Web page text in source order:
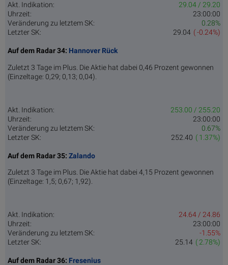
Akt. Indikation:
29.04 / 29.20
Uhrzeit:
23:00:00
Veränderung zu letztem SK:
0.28%
Letzter SK:
( -0.24%)
29.04
Auf dem Radar 34: Hannover Rück
Zuletzt 3 Tage im Plus. Die Aktie hat dabei 0,46 Prozent gewonnen
(Einzeltage: 0,29; 0,13; 0,04).
Akt. Indikation:
253.00 / 255.20
Uhrzeit:
23:00:00
Veränderung zu letztem SK:
0.67%
Letzter SK:
( 1.37%)
252.40
Auf dem Radar 35: Zalando
Zuletzt 3 Tage im Plus. Die Aktie hat dabei 4,15 Prozent gewonnen
(Einzeltage: 1,5; 0,67; 1,92).
Akt. Indikation:
24.64 / 24.86
Uhrzeit:
23:00:00
Veränderung zu letztem SK:
-1.55%
Letzter SK:
( 2.78%)
25.14
Auf dem Radar 36: Fresenius